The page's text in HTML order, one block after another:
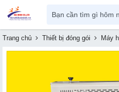
Trang chủ Thiết bị đóng gói Máy